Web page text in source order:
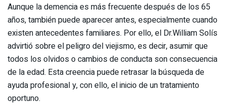
Aunque la demencia es más frecuente después de los 65
años, también puede aparecer antes, especialmente cuando
existen antecedentes familiares. Por ello, el Dr.William Solís
advirtió sobre el peligro del viejismo, es decir, asumir que
todos los olvidos o cambios de conducta son consecuencia
de la edad. Esta creencia puede retrasar la búsqueda de
ayuda profesional y, con ello, el inicio de un tratamiento
oportuno.